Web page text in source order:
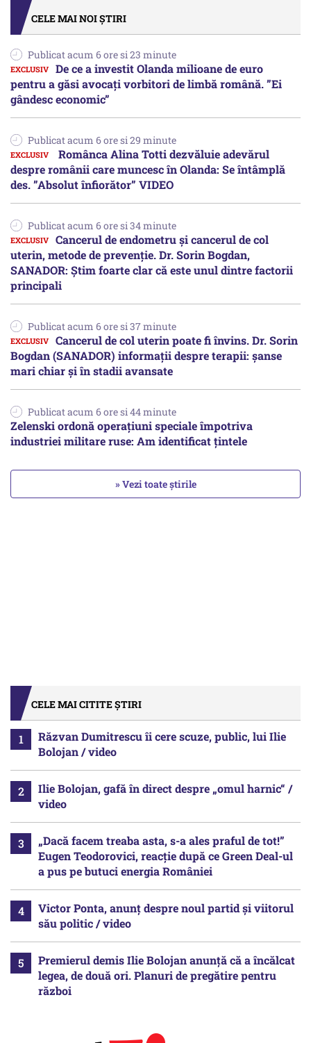
CELE MAI NOI ȘTIRI
Publicat acum 6 ore si 23 minute
De ce a investit Olanda milioane de euro
pentru a găsi avocați vorbitori de limbă română. ”Ei
gândesc economic”
Publicat acum 6 ore si 29 minute
Românca Alina Totti dezvăluie adevărul
despre românii care muncesc în Olanda: Se întâmplă
des. ”Absolut înfiorător” VIDEO
Publicat acum 6 ore si 34 minute
Cancerul de endometru și cancerul de col
uterin, metode de prevenție. Dr. Sorin Bogdan,
SANADOR: Știm foarte clar că este unul dintre factorii
principali
Publicat acum 6 ore si 37 minute
Cancerul de col uterin poate fi învins. Dr. Sorin
Bogdan (SANADOR) informații despre terapii: șanse
mari chiar și în stadii avansate
Publicat acum 6 ore si 44 minute
Zelenski ordonă operațiuni speciale împotriva
industriei militare ruse: Am identificat țintele
» Vezi toate știrile
CELE MAI CITITE ȘTIRI
Răzvan Dumitrescu îi cere scuze, public, lui Ilie
Bolojan / video
Ilie Bolojan, gafă în direct despre „omul harnic“ /
video
„Dacă facem treaba asta, s-a ales praful de tot!”
Eugen Teodorovici, reacție după ce Green Deal-ul
a pus pe butuci energia României
Victor Ponta, anunț despre noul partid și viitorul
său politic / video
Premierul demis Ilie Bolojan anunță că a încălcat
legea, de două ori. Planuri de pregătire pentru
război